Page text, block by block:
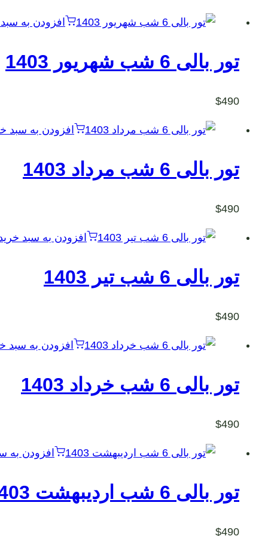
افزودن به
تور بالی 6 شب شهریور 1403
$490
افزودن به سبد
تور بالی 6 شب مرداد 1403
$490
افزودن به سبد
تور بالی 6 شب تیر 1403
$490
افزودن به سبد
تور بالی 6 شب خرداد 1403
$490
افزودن به
تور بالی 6 شب اردیبهشت 1403
$490